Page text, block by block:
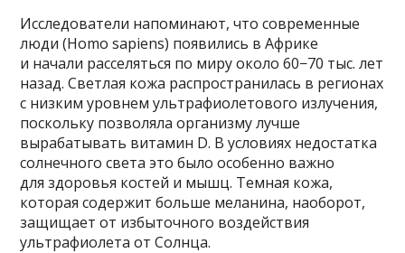
Исследователи напоминают, что современные
люди (Homo sapiens) появились в Африке
и начали расселяться по миру около 60−70 тыс. лет
назад. Светлая кожа распространилась в регионах
с низким уровнем ультрафиолетового излучения,
поскольку позволяла организму лучше
вырабатывать витамин D. В условиях недостатка
солнечного света это было особенно важно
для здоровья костей и мышц. Темная кожа,
которая содержит больше меланина, наоборот,
защищает от избыточного воздействия
ультрафиолета от Солнца.